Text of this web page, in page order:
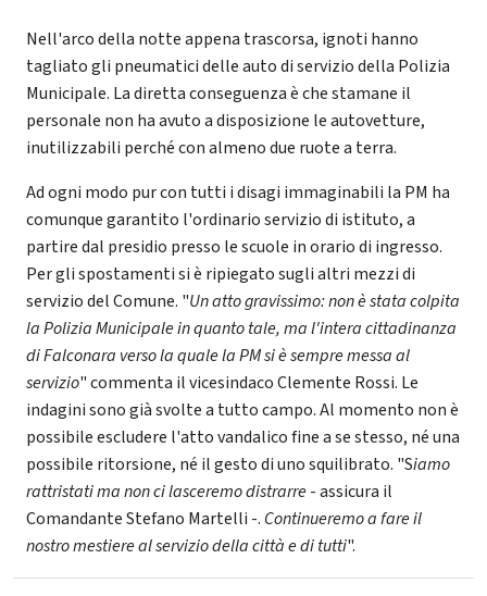
Nell'arco della notte appena trascorsa, ignoti hanno
tagliato gli pneumatici delle auto di servizio della Polizia
Municipale. La diretta conseguenza è che stamane il
personale non ha avuto a disposizione le autovetture,
inutilizzabili perché con almeno due ruote a terra.
Ad ogni modo pur con tutti i disagi immaginabili la PM ha
comunque garantito l'ordinario servizio di istituto, a
partire dal presidio presso le scuole in orario di ingresso.
Per gli spostamenti si è ripiegato sugli altri mezzi di
servizio del Comune. "Un atto gravissimo: non è stata colpita
la Polizia Municipale in quanto tale, ma l'intera cittadinanza
di Falconara verso la quale la PM si è sempre messa al
servizio" commenta il vicesindaco Clemente Rossi. Le
indagini sono già svolte a tutto campo. Al momento non è
possibile escludere l'atto vandalico fine a se stesso, né una
possibile ritorsione, né il gesto di uno squilibrato. "Siamo
rattristati ma non ci lasceremo distrarre- assicura il
Comandante Stefano Martelli -. Continueremo a fare il
nostro mestiere al servizio della città e di tutti".